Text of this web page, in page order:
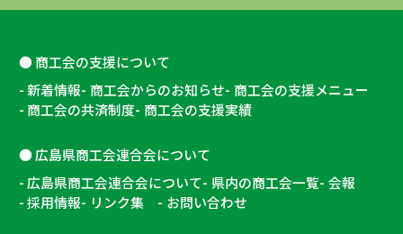
商工会の支援について
新着情報 商工会からのお知らせ 商工会の支援メニュー
商工会の共済制度 商工会の支援実績
広島県商工会連合会について
広島県商工会連合会について 県内の商工会一覧 会報
採用情報
リンク集 お問い合わせ